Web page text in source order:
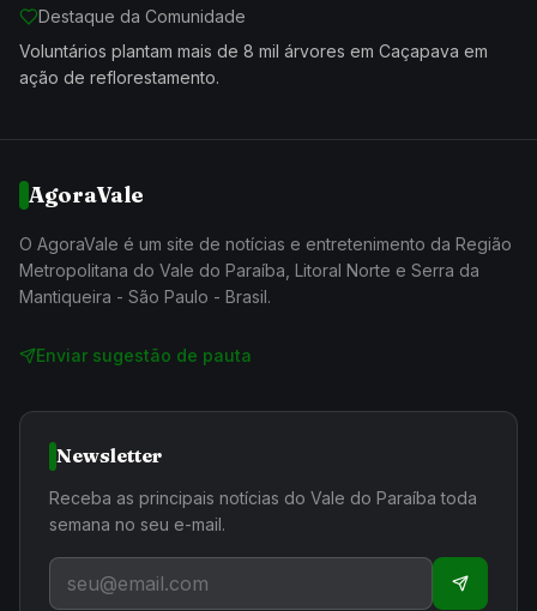
Destaque da Comunidade
Voluntários plantam mais de 8 mil árvores em Caçapava em
ação de reflorestamento.
AgoraVale
O AgoraVale é um site de notícias e entretenimento da Região
Metropolitana do Vale do Paraíba, Litoral Norte e Serra da
Mantiqueira - São Paulo - Brasil.
Enviar sugestão de pauta
Newsletter
Receba as principais notícias do Vale do Paraíba toda
semana no seu e-mail.